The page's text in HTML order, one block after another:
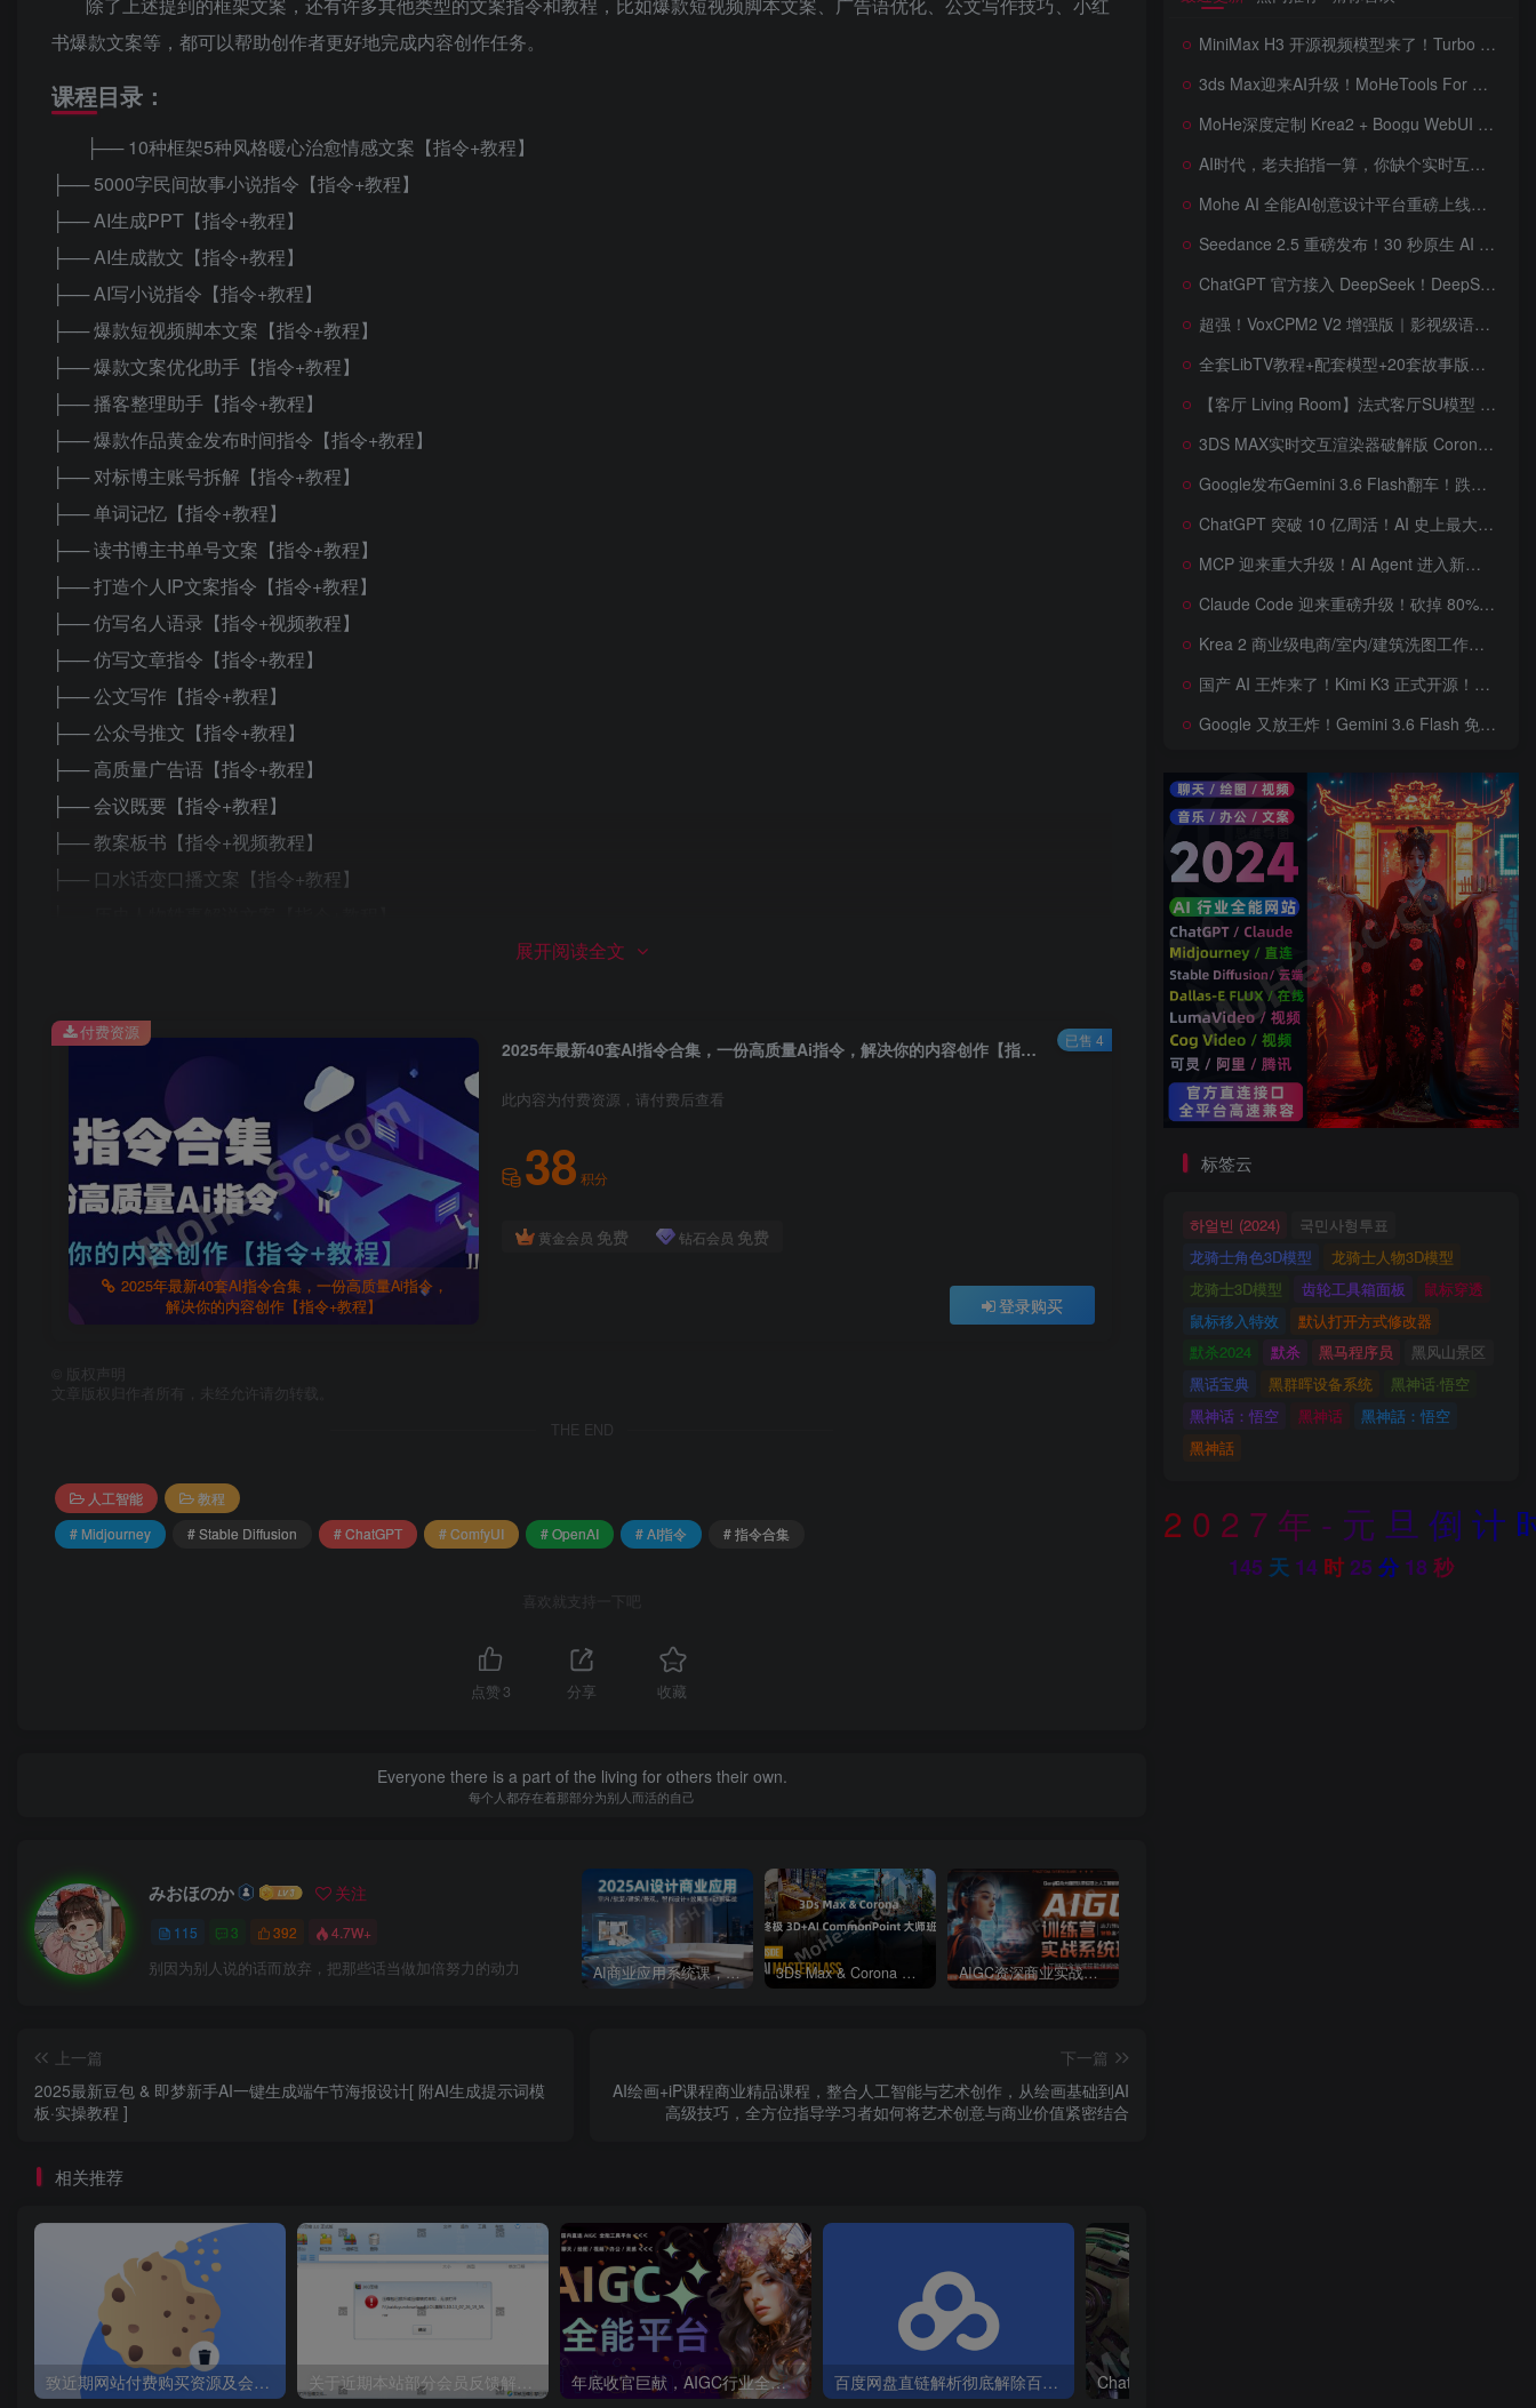
除了上述提到的框架文案，还有许多其他类型的文案指令和教程，比如爆款短视频脚本文案、广告语优化、公文写作技巧、小红
书爆款文案等，都可以帮助创作者更好地完成内容创作任务。
课程目录：
├── 10种框架5种风格暖心治愈情感文案【指令+教程】
├── 5000字民间故事小说指令【指令+教程】
├── AI生成PPT【指令+教程】
├── AI生成散文【指令+教程】
├── AI写小说指令【指令+教程】
├── 爆款短视频脚本文案【指令+教程】
├── 爆款文案优化助手【指令+教程】
├── 播客整理助手【指令+教程】
├── 爆款作品黄金发布时间指令【指令+教程】
├── 对标博主账号拆解【指令+教程】
├── 单词记忆【指令+教程】
├── 读书博主书单号文案【指令+教程】
├── 打造个人IP文案指令【指令+教程】
├── 仿写名人语录【指令+视频教程】
├── 仿写文章指令【指令+教程】
├── 公文写作【指令+教程】
├── 公众号推文【指令+教程】
├── 高质量广告语【指令+教程】
├── 会议既要【指令+教程】
├── 教案板书【指令+视频教程】
├── 口水话变口播文案【指令+教程】
├── 联网搜热门话题，生成故事性文案【指令+视频教程】
├── 利用记忆宫殿背课文【指令+教程】
├── 评论区金句引导回复指令【指令+教程】
├── 朋友圈软广文案【指令+视频教程】
├── 情绪化爆款标题【指令+教程】
├── 情绪化爆款文案【指令+教程】
├── 赛道关键词组合选题指令【指令+教程】
├── 视频内容分析【指令+视频教程】
├── 头条号大文章仿写指令【指令+教程】
├── 文案违禁词审查【指令+教程】
├── 小红书爆款文案【指令+教程】
├── 英文文献阅读指令【指令+教程】
├── 长文章变爆款口播文案【指令+教程】
2025年最新40套AI指令合集，一份高质量Ai指令，解决你的内容创作【指令+教程】
通过使用框架文案指令+教程，创作者可以更高效地完成内容创作，提高作品质量，吸引更多读者。因此，建议创作者们多多尝
试不同类型的框架文案，提升内容创作的效率和水平。
展开阅读全文
2025年最新40套AI指令合集，一份高质量Ai指令，
解决你的内容创作【指令+教程】
2025年最新40套AI指令合集，一份高质量Ai指令，解决你的内容创作【指令+教程】
此内容为付费资源，请付费后查看
38 积分
黄金会员 免费 钻石会员 免费
登录购买
付费资源 已售 4
版权声明
文章版权归作者所有，未经允许请勿转载。
THE END
人工智能
教程
# Midjourney
# Stable Diffusion # ChatGPT # ComfyUI # OpenAI # AI指令 # 指令合集
喜欢就支持一下吧
点赞 3 分享 收藏
Everyone there is a part of the living for others their own.
每个人都存在着那部分为别人而活的自己
みおほのか 关注
115 3 392 4.7W+
别因为别人说的话而放弃，把那些话当做加倍努力的动力 AI商业应用系统课，室内 / 建筑 / 软装 / 景观，智能设计+效果图+动画画实战，带你从零起步，深入掌握AI智能设计的核心逻辑与实战技巧 3Ds Max & Corona 终极 3D+AI CommonPoint 大师班 Discover 3D+AI CommonPoint Masterclass AIGC资深商业实战班第一期：从AI入门到商业落地的系统训练营，深入讲解AIGC的核心技术原理
上一篇
2025最新豆包 & 即梦新手AI一键生成端午节海报设计[ 附AI生成提示词模
板·实操教程 ]
下一篇
AI绘画+iP课程商业精品课程，整合人工智能与艺术创作，从绘画基础到AI
高级技巧，全方位指导学习者如何将艺术创意与商业价值紧密结合
相关推荐
致近期网站付费购买资源及会员用户后，网页显示依然没有购买解决方法！ 关于近期本站部分会员反馈解压文件解压到一半失败出错的说明 年底收官巨献，AIGC行业全平台设计工具网站正式上线，助力创作者突破创作瓶颈，开启高效创作之旅[已下线] 百度网盘直链解析彻底解除百度云限速限制[利用IDM工具在线解析网页版]
MiniMax H3 开源视频模型来了！Turbo LoRA 加速最高 350%，12G 显存也能跑，本地部署教程详解
3ds Max迎来AI升级！MoHeTools For 3ds Max 2012 ~ 2026 智能工具箱插件发布，支持AI 3D建模、文生图、图生图、效果图生成，全面提升室内设计效率
MoHe深度定制 Krea2 + Boogu WebUI v2.0 重磅发布！专为 AI 室内设计师打造，一键切换定制工作流，彻底告别 ComfyUI 复杂节点，一键生图！
AI时代，老夫掐指一算，你缺个实时互动的 AI 赛博女友！无需 API、完全免费、实时语音互动，零延迟打造专属 AI 数字女友，附本地部署教程！
Mohe AI 全能AI创意设计平台重磅上线！一站式AI提示词词库·对话·绘画·画廊·推流AI创意神器与AIGC展示平台系统全面升级！
Seedance 2.5 重磅发布！30 秒原生 AI 视频、50 个多模态参考、原位编辑全上线，告别抽卡盲盒，AI 视频正式进入导演时代！
ChatGPT 官方接入 DeepSeek！DeepSeek V4 Flash 0731 重磅开源发布！AI 编程能力全面升级，支持识图、支持 Responses API，本地部署全攻略！
超强！VoxCPM2 V2 增强版｜影视级语音克隆，音色永久保存，文字转语音+AI声音克隆+方言 + ai语音设计+多人对话 + 字幕全搞定
全套LibTV教程+配套模型+20套故事版参考(含提示词)轻松学会AI短剧制作，全套教程走过路过不要错过想在家里赚钱的就学习起来
【客厅 Living Room】法式客厅SU模型 French-style living room SketchUp model
3DS MAX实时交互渲染器破解版 Corona Render 15 Hotfix 2 For 3ds Max 2018 ~ 2027 Win + 离线材质预设库
Google发布Gemini 3.6 Flash翻车！跌出全球智能榜前十！Google 新模型遭遇口碑争议，附个人一些使用体验——变慢/降智/弱智，Gemini现在真的是一团糟，Google版豆包！
ChatGPT 突破 10 亿周活！AI 史上最大用户奇迹背后，OpenAI 正面对一场百亿美元级商业挑战
MCP 迎来重大升级！AI Agent 进入新纪元，模型上下文协议全面重构，未来 AI 工具生态将被重新定义，AI工具接口进入倒计时开始！
Claude Code 迎来重磅升级！砍掉 80% 系统提示词一键瘦身优化，新增 /doctor 诊断命令，AI 编程效率再次提升
Krea 2 商业级电商/室内/建筑洗图工作流首次公开！三套工作流 + 三档预设 + JSON 反推，RAW、Turbo、Depth、4 倍增强一次学会
国产 AI 王炸来了！Kimi K3 正式开源！免费下载全球最大 2.8 万亿参数模型，国产开源 AI 首次逼近闭源天花板
Google 又放王炸！Gemini 3.6 Flash 免费开放，AI 编程、Agent 能力暴涨，开发者必体验的新一代 AI 模型，性能再次刷新纪录
标签云
하얼빈 (2024)
국민사형투표
龙骑士角色3D模型
龙骑士人物3D模型
龙骑士3D模型
齿轮工具箱面板
鼠标穿透
鼠标移入特效
默认打开方式修改器
默杀2024
默杀 黑马程序员
黑风山景区
黑话宝典
黑群晖设备系统
黑神话·悟空
黑神话：悟空
黑神话
黑神話：悟空
黑神話
2 0 2 7 年 - 元 旦 倒 计
145 天 14 时 25 分 17 秒